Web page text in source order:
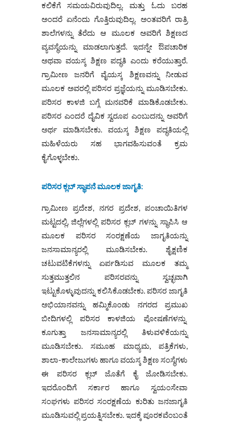
ಕಲಿಕೆಗೆ ಸಮಯವಿರುವುದಿಲ್ಲ. ಮತ್ತು ಓದು ಬರಹ
ಅಂದರೆ ಏನೆಂದು ಗೊತ್ತಿರುವುದಿಲ್ಲ. ಅಂತವರಿಗೆ ರಾತ್ರಿ
ಶಾಲೆಗಳನ್ನು ತೆರೆದು ಆ ಮೂಲಕ ಅವರಿಗೆ ಶಿಕ್ಷಣದ
ವ್ಯವಸ್ಥೆಯನ್ನು ಮಾಡಲಾಗುತ್ತದೆ. ಇದನ್ನೇ ಔಪಚಾರಿಕ
ಅಥವಾ ವಯಸ್ಕ ಶಿಕ್ಷಣ ಪದ್ಧತಿ ಎಂದು ಕರೆಯುತ್ತಾರೆ.
ಗ್ರಾಮೀಣ ಜನರಿಗೆ ವೈಯಸ್ಕ ಶಿಕ್ಷಣವನ್ನು ನೀಡುವ
ಮೂಲಕ ಅವರಲ್ಲಿ ಪರಿಸರ ಪ್ರಜ್ಞೆಯನ್ನು ಮೂಡಿಸಬೇಕು.
ಪರಿಸರ ಕಾಳಜಿ ಬಗ್ಗೆ ಮನವರಿಕೆ ಮಾಡಿಕೊಡಬೇಕು.
ಪರಿಸರ ಎಂದರೆ ದೈವಿಕ ಸ್ವರೂಪ ಎಂಬುದನ್ನು ಅವರಿಗೆ
ಅರ್ಥ ಮಾಡಿಸಬೇಕು. ವಯಸ್ಕ ಶಿಕ್ಷಣ ಪದ್ಧತಿಯಲ್ಲಿ
ಮಹಿಳೆಯರು ಸಹ ಭಾಗವಹಿಸುವಂತೆ ಕ್ರಮ
ಕೈಗೊಳ್ಳಬೇಕು.
ಪರಿಸರ ಕ್ಲಬ್ ಸ್ಥಾಪನೆ ಮೂಲಕ ಜಾಗೃತಿ:
ಗ್ರಾಮೀಣ ಪ್ರದೇಶ, ನಗರ ಪ್ರದೇಶ, ಪಂಚಾಯಿತಿಗಳ
ಮಟ್ಟದಲ್ಲಿ, ಜಿಲ್ಲೆಗಳಲ್ಲಿ ಪರಿಸರ ಕ್ಲಬ್ ಗಳನ್ನು ಸ್ಥಾಪಿಸಿ ಆ
ಮೂಲಕ ಪರಿಸರ ಸಂರಕ್ಷಣೆಯ ಜಾಗೃತಿಯನ್ನು
ಜನಸಾಮಾನ್ಯರಲ್ಲಿ ಮೂಡಿಸಬೇಕು. ಶೈಕ್ಷಣಿಕ
ಚಟುವಟಿಕೆಗಳನ್ನು ಏರ್ಪಡಿಸುವ ಮೂಲಕ ತಮ್ಮ
ಸುತ್ತಮುತ್ತಲಿನ ಪರಿಸರವನ್ನು ಸ್ವಚ್ಛವಾಗಿ
ಇಟ್ಟುಕೊಳ್ಳುವುದನ್ನು ಕಲಿಸಿಕೊಡಬೇಕು. ಪರಿಸರ ಜಾಗೃತಿ
ಅಭಿಯಾನವನ್ನು ಹಮ್ಮಿಕೊಂಡು ನಗರದ ಪ್ರಮುಖ
ಬೀದಿಗಳಲ್ಲಿ ಪರಿಸರ ಕಾಳಜಿಯ ಪೋಷಣೆಗಳನ್ನು
ಕೂಗುತ್ತಾ ಜನಸಾಮಾನ್ಯರಲ್ಲಿ ತಿಳುವಳಿಕೆಯನ್ನು
ಮೂಡಿಸಬೇಕು. ಸಮೂಹ ಮಾಧ್ಯಮ, ಪತ್ರಿಕೆಗಳು,
ಶಾಲಾ-ಕಾಲೇಜುಗಳು ಹಾಗೂ ವಯಸ್ಕ ಶಿಕ್ಷಣ ಸಂಸ್ಥೆಗಳು
ಈ ಪರಿಸರ ಕ್ಲಬ್ ಜೊತೆಗೆ ಕೈ ಜೋಡಿಸಬೇಕು.
ಇದರೊಂದಿಗೆ ಸರ್ಕಾರ ಹಾಗೂ ಸ್ವಯಂಸೇವಾ
ಸಂಘಗಳು ಪರಿಸರ ಸಂರಕ್ಷಣೆಯ ಕುರಿತು ಜನಜಾಗೃತಿ
ಮೂಡಿಸುವಲ್ಲಿ ಪ್ರಯತ್ನಿಸಬೇಕು. ಇದಕ್ಕೆ ಪೂರಕವೆಂಬಂತೆ